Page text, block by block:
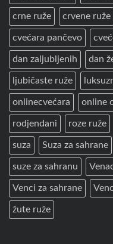
crne ruže crvene ruže
cvećara pančevo
dan zaljubljenih dan
ljubičaste ruže
onlinecvećara online
rodjendani roze ruže
suza Suza za sahrane
suze za sahranu
Venci za sahrane
žute ruže